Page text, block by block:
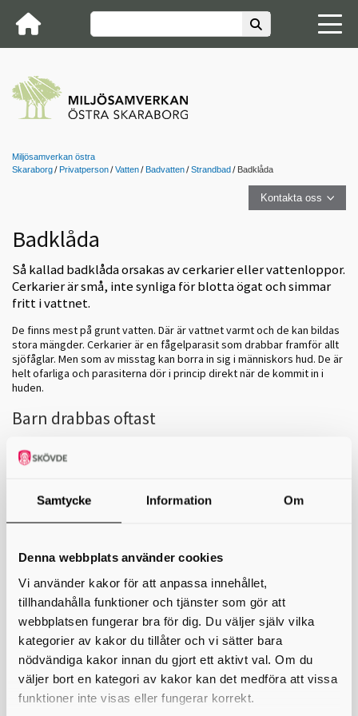
Samtycke Information Om
Denna webbplats använder cookies
Vi använder kakor för att anpassa innehållet,
tillhandahålla funktioner och tjänster som gör att
webbplatsen fungerar bra för dig. Du väljer själv vilka
kategorier av kakor du tillåter och vi sätter bara
nödvändiga kakor innan du gjort ett aktivt val. Om du
väljer bort en kategori av kakor kan det medföra att vissa
funktioner inte visas eller fungerar korrekt.
Miljösamverkan östra
Skaraborg
Privatperson Vatten Badvatten Strandbad Badklåda
Kontakta oss
Badklåda
Så kallad badklåda orsakas av cerkarier eller vattenloppor.
Cerkarier är små, inte synliga för blotta ögat och simmar
fritt i vattnet.
De finns mest på grunt vatten. Där är vattnet varmt och de kan bildas
stora mängder. Cerkarier är en fågelparasit som drabbar framför allt
sjöfåglar. Men som av misstag kan borra in sig i människors hud. De är
helt ofarliga och parasiterna dör i princip direkt när de kommit in i
huden.
Barn drabbas oftast
barnen som drabbas. Badklådan smittar inte från en person till en
annan. Det är ofarligt att drabbas av badklåda men det kliar och kan
Om det är möjligt duscha av dej efter badet. Du kan också doppa
dej på djupare vatten. Detta är inte lämpligt för små barn. Då kan
du se till att torka barnet noga med en handduk och byta
badkläder i stället.
Torka dej noga efter badet med en handduk.
Byt badkläder.
Om du drabbas av badklåda
De flesta som drabbas av badklåda behöver inte söka vård eftersom
besvären brukar gå över av sig själv. Det kan ta en vecka.